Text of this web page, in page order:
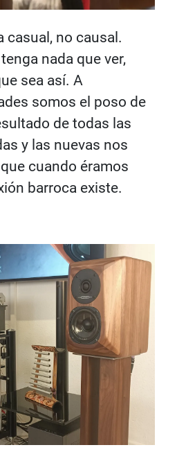
casual, no causal.
nada que ver,
sea así. A
somos el poso de
de todas las
y las nuevas nos
cuando éramos
barroca existe.